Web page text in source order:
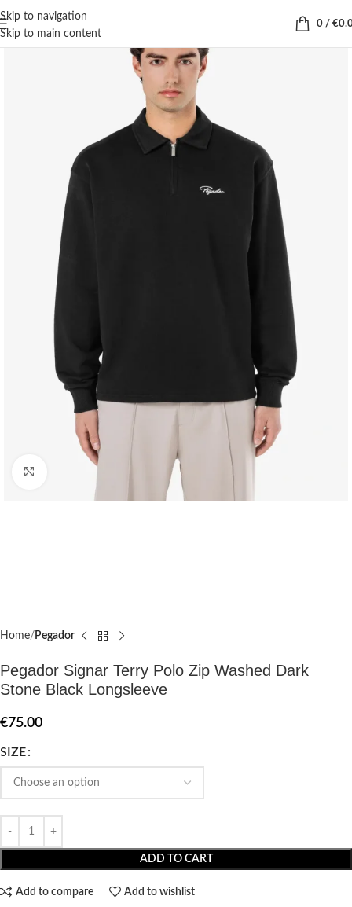
Skip to navigation
Skip to main content
0 / €
Home Pegador​
Pegador Signar Terry Polo Zip Washed Dark
Stone Black Longsleeve
€75.00
SIZE
ADD TO CART
Add to compare Add to wishlist